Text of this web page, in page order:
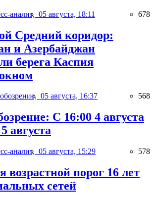
анализ, 05 августа, 18:11 678
Средний коридор:
и Азербайджан
берега Каспия
05 августа, 16:37 568
С 16:00 4 августа
августа
анализ, 05 августа, 15:29 578
возрастной порог 16 лет
сетей